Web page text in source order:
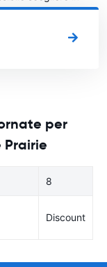
per
8
Discount